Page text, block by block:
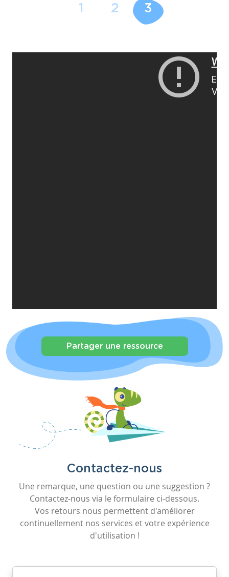
1 2 3
Partager une ressource
Contactez-nous
Une remarque, une question ou une suggestion ?
Contactez-nous via le formulaire ci-dessous.
Vos retours nous permettent d'améliorer
continuellement nos services et votre expérience
d'utilisation !